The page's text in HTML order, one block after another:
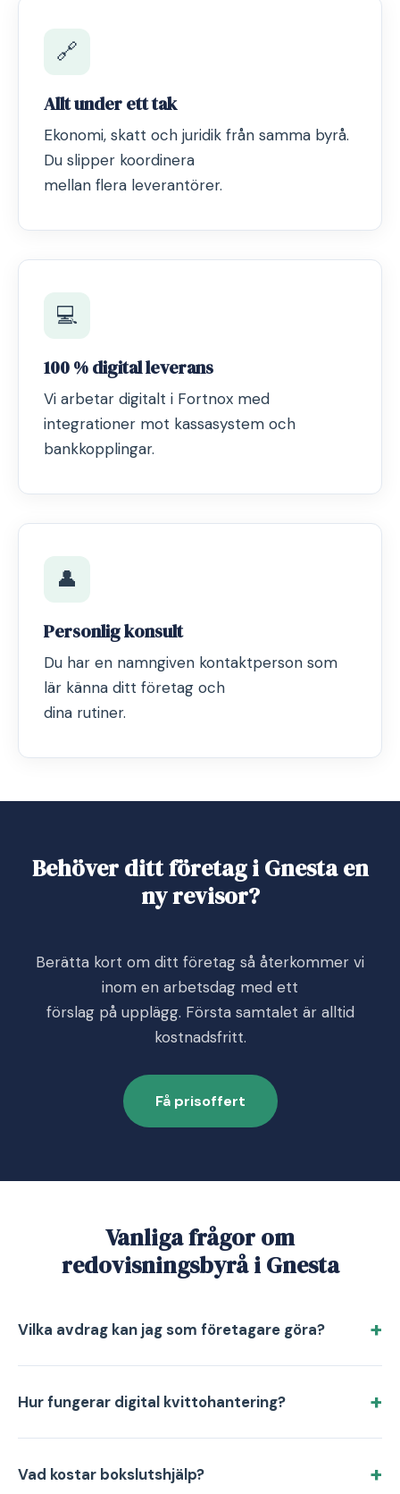
🔗
Allt under ett tak
Ekonomi, skatt och juridik från samma byrå.
Du slipper koordinera
mellan flera leverantörer.
💻
100 % digital leverans
Vi arbetar digitalt i Fortnox med
integrationer mot kassasystem och
bankkopplingar.
👤
Personlig konsult
Du har en namngiven kontaktperson som
lär känna ditt företag och
dina rutiner.
Behöver ditt företag i Gnesta en
ny revisor?
Berätta kort om ditt företag så återkommer vi
inom en arbetsdag med ett
förslag på upplägg. Första samtalet är alltid
kostnadsfritt.
Få prisoffert
Vanliga frågor om
redovisningsbyrå i Gnesta
Vilka avdrag kan jag som företagare göra?
Hur fungerar digital kvittohantering?
Vad kostar bokslutshjälp?